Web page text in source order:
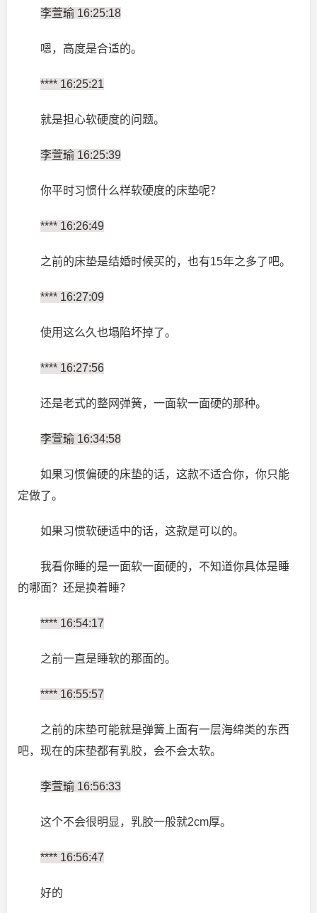
李萱瑜 16:25:18
嗯，高度是合适的。
**** 16:25:21
就是担心软硬度的问题。
李萱瑜 16:25:39
你平时习惯什么样软硬度的床垫呢？
**** 16:26:49
之前的床垫是结婚时候买的，也有15年之多了吧。
**** 16:27:09
使用这么久也塌陷坏掉了。
**** 16:27:56
还是老式的整网弹簧，一面软一面硬的那种。
李萱瑜 16:34:58
如果习惯偏硬的床垫的话，这款不适合你，你只能
定做了。
如果习惯软硬适中的话，这款是可以的。
我看你睡的是一面软一面硬的，不知道你具体是睡
的哪面？还是换着睡？
**** 16:54:17
之前一直是睡软的那面的。
**** 16:55:57
之前的床垫可能就是弹簧上面有一层海绵类的东西
吧，现在的床垫都有乳胶，会不会太软。
李萱瑜 16:56:33
这个不会很明显，乳胶一般就2cm厚。
**** 16:56:47
好的